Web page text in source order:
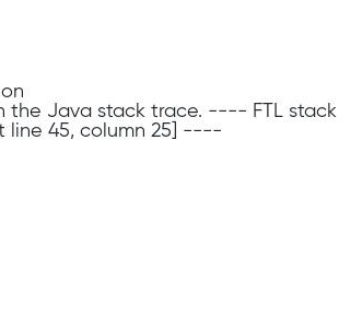
the Java stack trace. ---- FTL stack
line 45, column 25] ----